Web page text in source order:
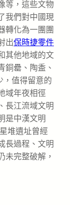
等，這些文物
我們對中國現
轉化為一團團
出保時捷零件
其他地域的文
銅罍、陶盉、
，值得留意的
域年夜相徑
長江流域文明
是中漢文明
堆遺址曾經
長過程、文明
未完整破解，